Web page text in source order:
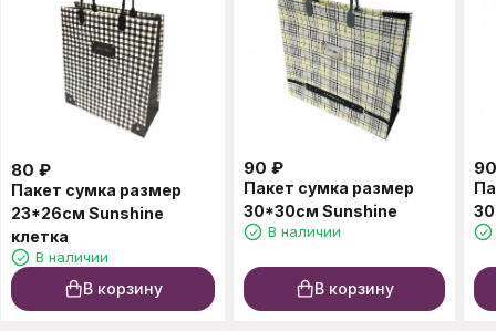
80 ₽
Пакет сумка размер
23*26см Sunshine
клетка
В наличии
В корзину
90 ₽
Пакет сумка размер
30*30см Sunshine
В наличии
В корзину
90